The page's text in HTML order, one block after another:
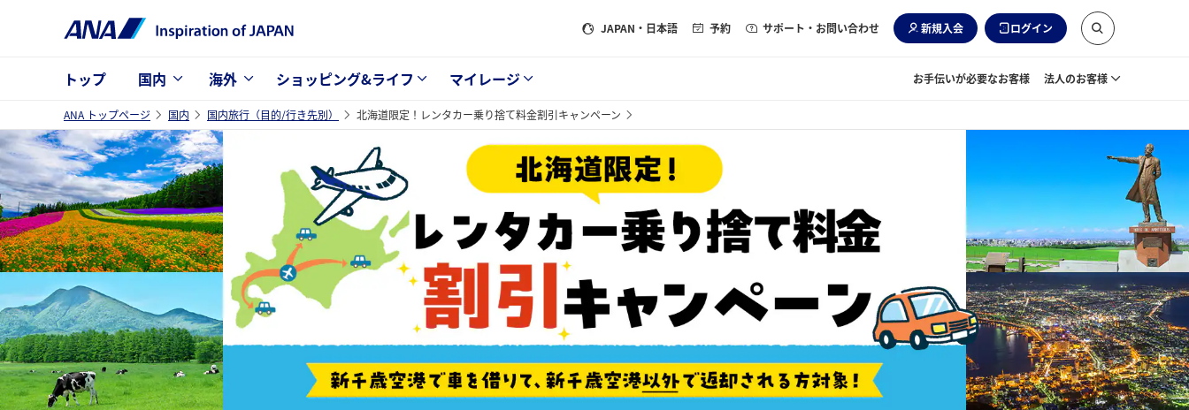
JAPAN ・日本語 予約 サポート・お問い合わせ 新規入会 ログイン
トップ 国内 海外 ショッピング&ライフ マイレージ お手伝いが必要なお客様 法人のお客様
ANA トップページ 国内 国内旅行（目的/行き先別） 北海道限定！レンタカー乗り捨て料金割引キャンペーン